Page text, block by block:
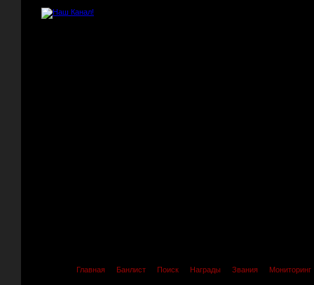
Главная Банлист Поиск Награды Звания Мониторинг